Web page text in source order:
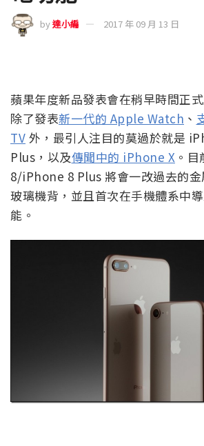
by達小編 2017 年 09 月 13 日
蘋果年度新品發表會在稍早時間正
除了發表新一代的 Apple Watch 、
TV 外，最引人注目的莫過於就是
Plus，以及傳聞中的 iPhone X 。
8/iPhone 8 Plus 將會一改過去的金
玻璃機背，並且首次在手機體系中
能。